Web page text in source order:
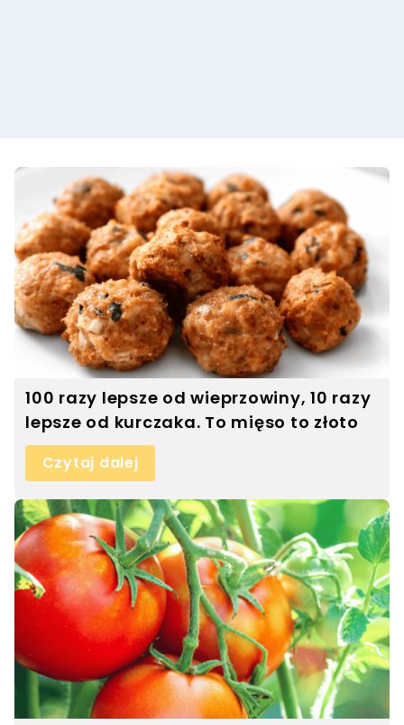
100 razy lepsze od wieprzowiny, 10 razy
lepsze od kurczaka. To mięso to złoto
Czytaj dalej